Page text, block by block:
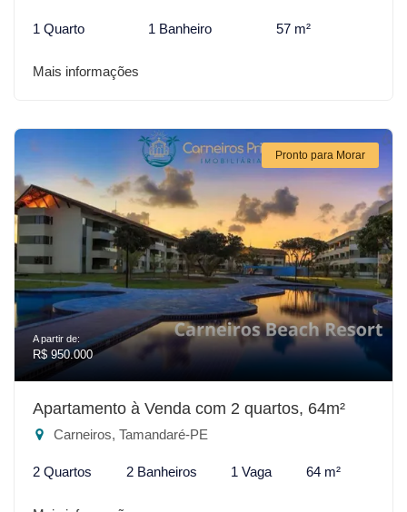
1 Quarto 1 Banheiro 57 m²
Mais informações
Pronto para Morar
A partir de:
R$ 950.000
Apartamento à Venda com 2 quartos, 64m²
Carneiros, Tamandaré-PE
2 Quartos 2 Banheiros 1 Vaga 64 m²